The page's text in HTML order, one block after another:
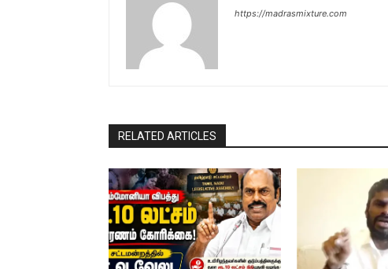
https://madrasmixture.com
RELATED ARTICLES